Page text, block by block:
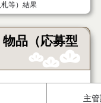
等）結果
品（応募型
主